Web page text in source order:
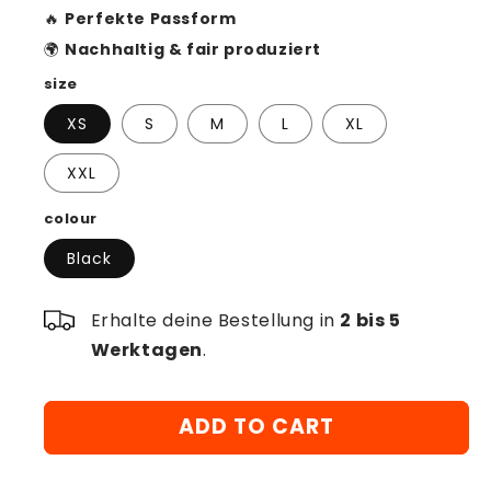
🔥 Perfekte Passform
🌍 Nachhaltig & fair produziert
size
XS S M L XL
XXL
colour
Black
Erhalte deine Bestellung in 2 bis 5
Werktagen.
ADD TO CART